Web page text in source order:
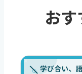
お